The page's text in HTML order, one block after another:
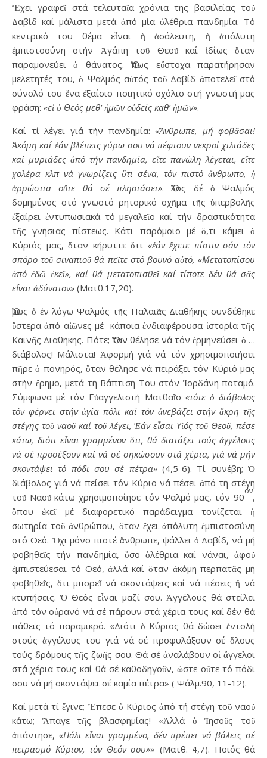
Ἔχει γραφεῖ στά τελευταῖα χρόνια της βασιλείας τοῦ
Δαβίδ καί μάλιστα μετά ἀπό μία ὀλέθρια πανδημία. Τό
κεντρικό του θέμα εἶναι ἡ ἀσάλευτη, ἡ ἀπόλυτη
ἐμπιστοσύνη στήν Ἀγάπη τοῦ Θεοῦ καί ἰδίως ὅταν
παραμονεύει ὁ θάνατος. Ὅπως εὔστοχα παρατήρησαν
μελετητές του, ὁ Ψαλμός αὐτός τοῦ Δαβίδ ἀποτελεῖ στό
σύνολό του ἕνα ἐξαίσιο ποιητικό σχόλιο στή γνωστή μας
φράση: «εἰ ὁ Θεός μεθ’ ἡμῶν οὐδείς καθ’ ἠμῶν».
Καί τί λέγει γιά τήν πανδημία: «Ἄνθρωπε, μή φοβᾶσαι!
Ἀκόμη καί ἐάν βλέπεις γύρω σου νά πέφτουν νεκροί χιλιάδες
καί μυριάδες ἀπό τήν πανδημία, εἴτε πανώλη λέγεται, εἴτε
χολέρα κλπ νά γνωρίζεις ὅτι σένα, τόν πιστό ἄνθρωπο, ἡ
ἀρρώστια οὔτε θά σέ πλησιάσει». Ὅλος δέ ὁ Ψαλμός
δομημένος στό γνωστό ρητορικό σχῆμα τῆς ὑπερβολῆς
ἐξαίρει ἐντυπωσιακά τό μεγαλεῖο καί τήν δραστικότητα
τῆς γνήσιας πίστεως. Κάτι παρόμοιο μέ ὅ,τι κάμει ὁ
Κύριός μας, ὅταν κήρυττε ὅτι «ἐάν ἔχετε πίστιν σάν τόν
σπόρο τοῦ σιναπιοῦ θά πεῖτε στό βουνό αὐτό, «Μετατοπίσου
ἀπό ἐδῶ ἐκεῖ», καί θά μετατοπισθεῖ καί τίποτε δέν θά σᾶς
εἶναι ἀδύνατον» (Ματθ.17,20).
Ὅμως ὁ ἐν λόγω Ψαλμός τῆς Παλαιᾶς Διαθήκης συνδέθηκε
ὕστερα ἀπό αἰῶνες μέ κάποια ἐνδιαφέρουσα ἱστορία τῆς
Καινῆς Διαθήκης. Πότε; Ὅταν θέλησε νά τόν ἑρμηνεύσει ὁ …
διάβολος! Μάλιστα! Ἀφορμή γιά νά τόν χρησιμοποιήσει
πῆρε ὁ πονηρός, ὅταν θέλησε νά πειράξει τόν Κύριό μας
στήν ἔρημο, μετά τή Βάπτισή Του στόν Ἰορδάνη ποταμό.
Σύμφωνα μέ τόν Εὐαγγελιστή Ματθαῖο «τότε ὁ διάβολος
τόν φέρνει στήν ἁγία πόλι καί τόν ἀνεβάζει στήν ἄκρη τῆς
στέγης τοῦ ναοῦ καί τοῦ λέγει, Ἐάν εἶσαι Υἱός τοῦ Θεοῦ, πέσε
κάτω, διότι εἶναι γραμμένον ὅτι, θά διατάξει τούς ἀγγέλους
νά σέ προσέξουν καί νά σέ σηκώσουν στά χέρια, γιά νά μήν
σκοντάψει τό πόδι σου σέ πέτρα»(4,5-6). Τί συνέβη; Ὁ
διάβολος γιά νά πείσει τόν Κύριο νά πέσει ἀπό τή στέγη
τοῦ Ναοῦ κάτω χρησιμοποίησε τόν Ψαλμό μας, τόν 90
ον
,
ὅπου ἐκεῖ μέ διαφορετικό παράδειγμα τονίζεται ἡ
σωτηρία τοῦ ἀνθρώπου, ὅταν ἔχει ἀπόλυτη ἐμπιστοσύνη
στό Θεό. Ὄχι μόνο πιστέ ἄνθρωπε, ψάλλει ὁ Δαβίδ, νά μή
φοβηθεῖς τήν πανδημία, ὅσο ὀλέθρια καί νάναι, ἀφοῦ
ἐμπιστεύεσαι τό Θεό, ἀλλά καί ὅταν ἀκόμη περπατᾶς μή
φοβηθεῖς, ὅτι μπορεῖ νά σκοντάψεις καί νά πέσεις ἤ νά
κτυπήσεις. Ὁ Θεός εἶναι μαζί σου. Ἀγγέλους θά στείλει
ἀπό τόν οὐρανό νά σέ πάρουν στά χέρια τους καί δέν θά
πάθεις τό παραμικρό. «Διότι ὁ Κύριος θά δώσει ἐντολή
στούς ἀγγέλους του γιά νά σέ προφυλάξουν σέ ὅλους
τούς δρόμους τῆς ζωῆς σου. Θά σέ ἀναλάβουν οἱ ἄγγελοι
στά χέρια τους καί θά σέ καθοδηγοῦν, ὥστε οὔτε τό πόδι
σου νά μή σκοντάψει σέ καμία πέτρα» ( Ψάλμ.90, 11-12).
Καί μετά τί ἔγινε; Ἔπεσε ὁ Κύριος ἀπό τή στέγη τοῦ ναοῦ
κάτω; Ἄπαγε τῆς βλασφημίας! «Ἀλλά ὁ Ἰησοῦς τοῦ
ἀπάντησε, «Πάλι εἶναι γραμμένο, δέν πρέπει νά βάλεις σέ
πειρασμό Κύριον, τόν Θεόν σου»» (Ματθ. 4,7). Ποιός θά